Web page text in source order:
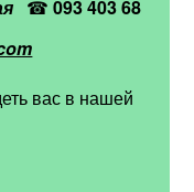
☎093 403 68
вас в нашей